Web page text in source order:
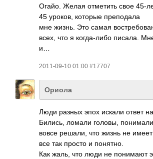
Огайо. Желая отметить свое 45-
45 уроков, которые преподала
мне жизнь. Это самая
всех, что я когда-либо писала.
и…
2011-09-10 01:00 #17707
Ориола
Люди разных эпох искали ответ на
Бились, ломали головы,
вовсе решали, что жизнь не
все так просто и поня­тно.
Как жаль, что люди не пони­мают